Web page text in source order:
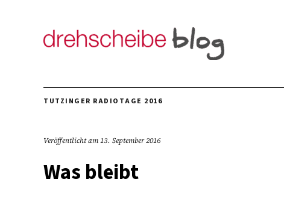
TUTZINGER RADIOTAGE 2016
Veröffentlicht am13. September 2016
Was bleibt